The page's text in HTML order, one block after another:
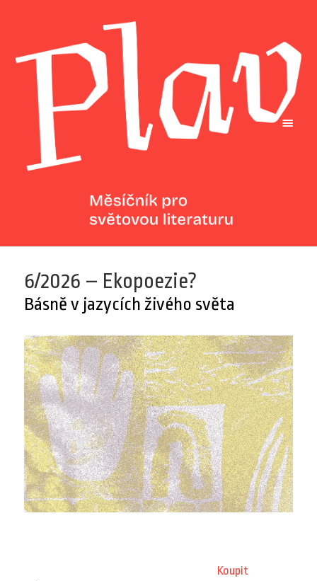
6/2026 – Ekopoezie?
Básně v jazycích živého světa
Koupit